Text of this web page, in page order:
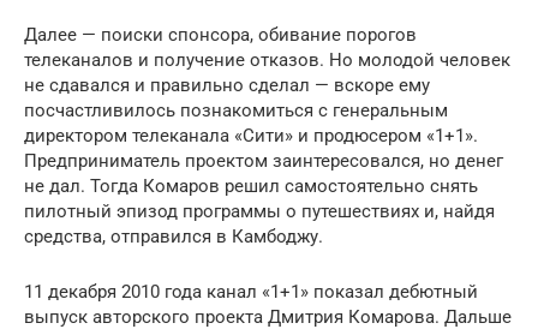
Далее — поиски спонсора, обивание порогов
телеканалов и получение отказов. Но молодой человек
не сдавался и правильно сделал — вскоре ему
посчастливилось познакомиться с генеральным
директором телеканала «Сити» и продюсером «1+1».
Предприниматель проектом заинтересовался, но денег
не дал. Тогда Комаров решил самостоятельно снять
пилотный эпизод программы о путешествиях и, найдя
средства, отправился в Камбоджу.
11 декабря 2010 года канал «1+1» показал дебютный
выпуск авторского проекта Дмитрия Комарова. Дальше